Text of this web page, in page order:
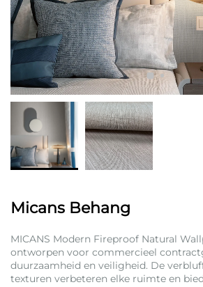
Micans Behang
MICANS Modern Fireproof Natural
ontworpen voor commercieel
duurzaamheid en veiligheid. De
texturen verbeteren elke ruimte en